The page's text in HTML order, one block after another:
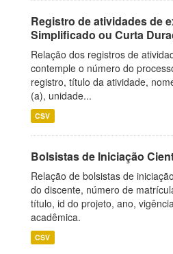
Registro de atividades de
Simplificado ou Curta
Relação dos registros de
contemple o número do
registro, título da atividade,
(a), unidade...
CSV
Bolsistas de Iniciação
Relação de bolsistas de
do discente, número de
título, id do projeto, ano,
acadêmica.
CSV